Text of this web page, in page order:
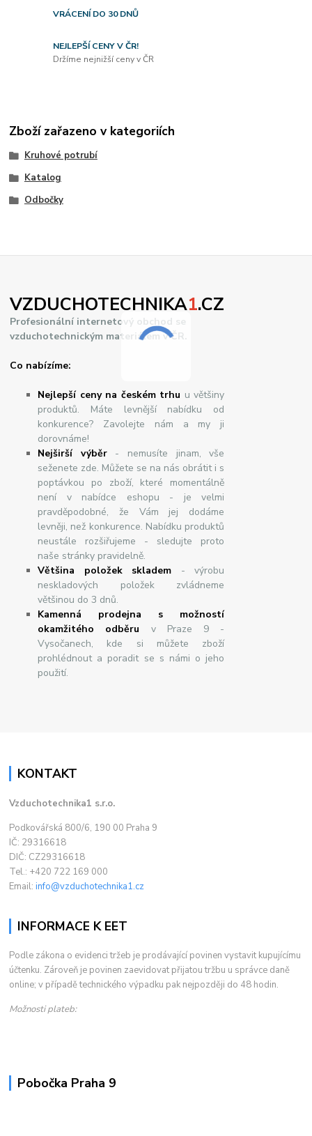
VRÁCENÍ DO 30 DNŮ
NEJLEPŠÍ CENY V ČR!
Držíme nejnižší ceny v ČR
Zboží zařazeno v kategoriích
Kruhové potrubí
Katalog
Odbočky
VZDUCHOTECHNIKA1.CZ
Profesionální internetový obchod se
vzduchotechnickým materiálem v ČR.
Co nabízíme:
Nejlepší ceny na českém trhu u většiny
produktů. Máte levnější nabídku od
konkurence? Zavolejte nám a my ji
dorovnáme!
Nejširšívýběr- nemusíte jinam, vše
seženete zde. Můžete se na nás obrátit i s
poptávkou po zboží, které momentálně
není v nabídce eshopu - je velmi
pravděpodobné, že Vám jej dodáme
levněji, než konkurence. Nabídku produktů
neustále rozšiřujeme - sledujte proto
naše stránky pravidelně.
Většina položek skladem - výrobu
neskladových položek zvládneme
většinou do 3 dnů.
Kamenná prodejna s možností
okamžitého odběru v Praze 9 -
Vysočanech, kde si můžete zboží
prohlédnout a poradit se s námi o jeho
použití.
KONTAKT
Vzduchotechnika1 s.r.o.
Podkovářská 800/6, 190 00 Praha 9
IČ: 29316618
DIČ: CZ29316618
Tel.: +420 722 169 000
Email:info@vzduchotechnika1.cz
INFORMACE K EET
Podle zákona o evidenci tržeb je prodávající povinen vystavit kupujícímu
účtenku. Zároveň je povinen zaevidovat přijatou tržbu u správce daně
online; v případě technického výpadku pak nejpozději do 48 hodin.
Možnosti plateb:
Pobočka Praha 9